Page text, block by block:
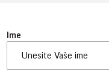
Ime